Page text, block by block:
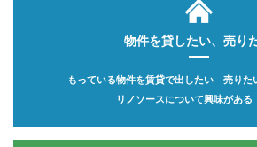
物件を貸したい、売り
もっている物件を賃貸で出したい 売りた
リノソースについて興味があ